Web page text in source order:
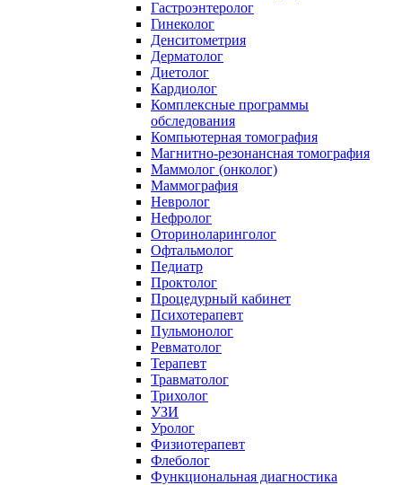
Гастроэнтеролог
Гинеколог
Денситометрия
Дерматолог
Диетолог
Кардиолог
Комплексные программы
обследования
Компьютерная томография
Магнитно-резонансная томография
Маммолог (онколог)
Маммография
Невролог
Нефролог
Оториноларинголог
Офтальмолог
Педиатр
Проктолог
Процедурный кабинет
Психотерапевт
Пульмонолог
Ревматолог
Терапевт
Травматолог
Трихолог
УЗИ
Уролог
Физиотерапевт
Флеболог
Функциональная диагностика